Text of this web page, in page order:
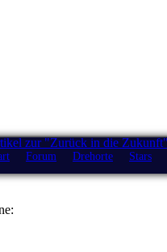
zur "Zurück in die
Forum Drehorte Stars